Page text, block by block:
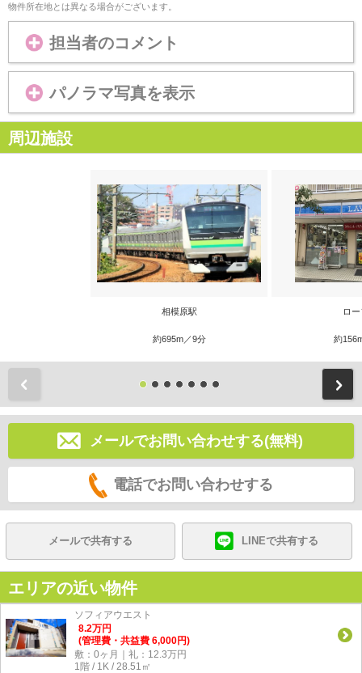
物件所在地とは異なる場合がございます。
担当者のコメント
パノラマ写真を表示
周辺施設
相模原駅
約695m／9分
ロ
約
メールでお問い合わせする(無料)
電話でお問い合わせする
メールで共有する LINEで共有する
エリアの近い物件
ソフィアウエスト
8.2万円
(管理費・共益費 6,000円)
敷：0ヶ月｜礼：12.3万円
1階 / 1K / 28.51㎡